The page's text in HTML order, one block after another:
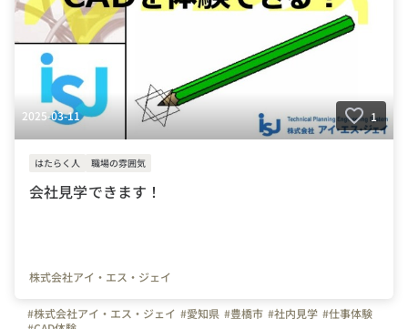
2025-03-11 1
はたらく人 職場の雰囲気
会社見学できます！
株式会社アイ・エス・ジェイ
#株式会社アイ・エス・ジェイ #愛知県 #豊橋市 #社内見学 #仕事体験